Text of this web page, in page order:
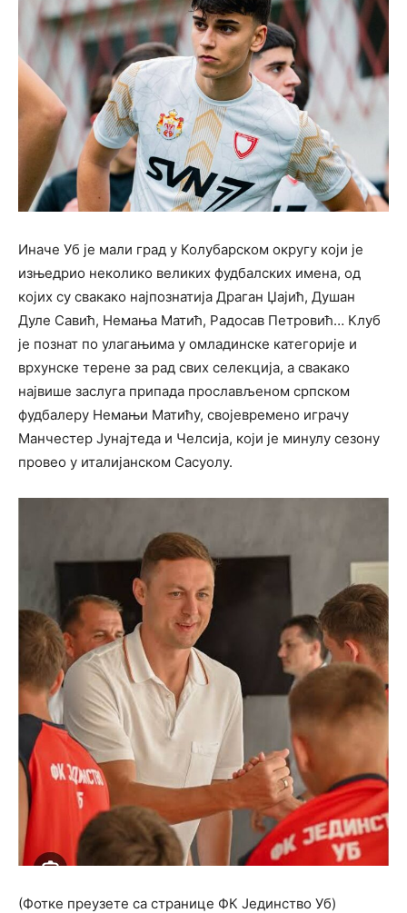
Иначе Уб је мали град у Колубарском округу који је
изњедрио неколико великих фудбалских имена, од
којих су свакако најпознатија Драган Џајић, Душан
Дуле Савић, Немања Матић, Радосав Петровић… Клуб
је познат по улагањима у омладинске категорије и
врхунске терене за рад свих селекција, а свакако
највише заслуга припада прослављеном српском
фудбалеру Немањи Матићу, својевремено играчу
Манчестер Јунајтеда и Челсија, који је минулу сезону
провео у италијанском Сасуолу.
(Фотке преузете са странице ФК Јединство Уб)